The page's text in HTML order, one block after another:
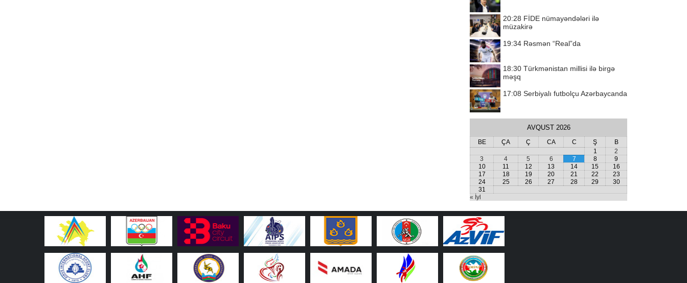
20:28 FİDE nümayəndələri ilə
müzakirə
19:34 Rəsmən “Real”da
18:30 Türkmənistan millisi ilə birgə
məşq
17:08 Serbiyalı futbolçu Azərbaycanda
AVQUST 2026
BE ÇA Ç CA C Ş
B
1
2
3
4 5 6 7 8
9
10
11 12 13 14 15
16
17
18 19 20 21 22
23
24
25 26 27 28 29
30
31
« İyl